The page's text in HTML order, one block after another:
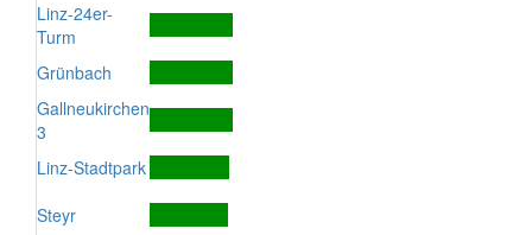
Linz-24er-
Turm
Grünbach
Gallneukirchen
3
Linz-Stadtpark
Steyr